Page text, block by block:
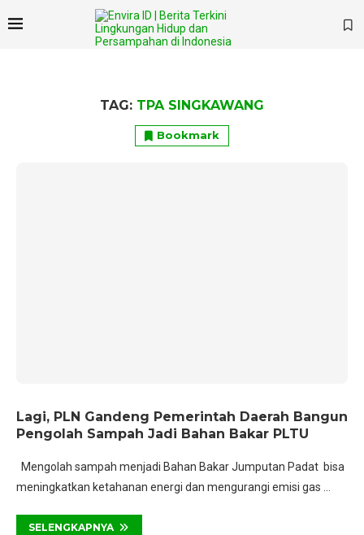
TAG: TPA SINGKAWANG
Bookmark
Lagi, PLN Gandeng Pemerintah Daerah Bangun
Pengolah Sampah Jadi Bahan Bakar PLTU
Mengolah sampah menjadi Bahan Bakar Jumputan Padat bisa
meningkatkan ketahanan energi dan mengurangi emisi gas …
SELENGKAPNYA